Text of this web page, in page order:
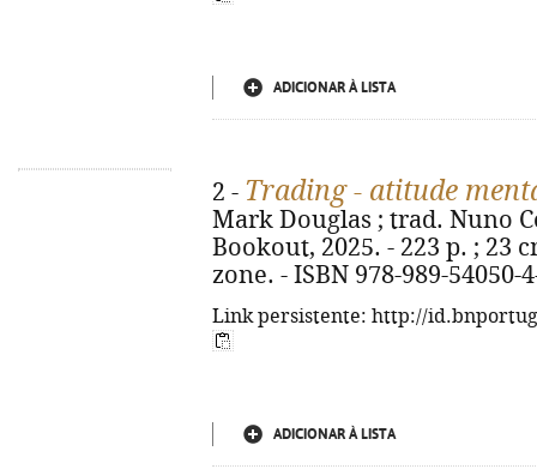
ADICIONAR À LISTA
2 - Trading - atitude
Mark Douglas ; trad. Nuno
Bookout, 2025. - 223 p. ; 23
zone. - ISBN 978-989-54050-
Link persistente: http://
ADICIONAR À LISTA